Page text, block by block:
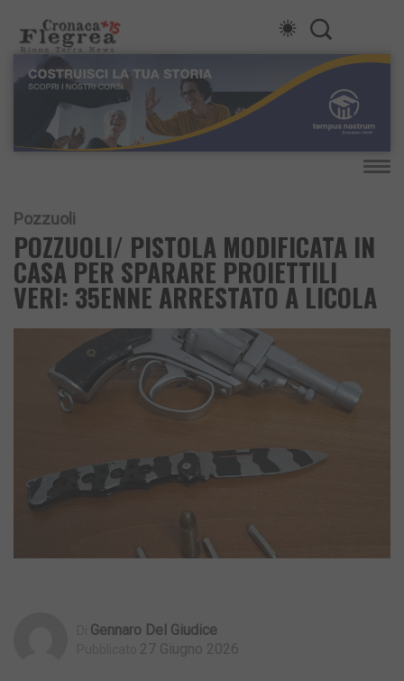
Pozzuoli
POZZUOLI/ PISTOLA MODIFICATA IN
CASA PER SPARARE PROIETTILI
VERI: 35ENNE ARRESTATO A LICOLA
Gennaro Del Giudice
27 Giugno 2026